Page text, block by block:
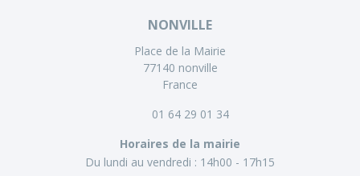
NONVILLE
Place de la Mairie
77140 nonville
France
01 64 29 01 34
Horaires de la mairie
Du lundi au vendredi : 14h00 - 17h15